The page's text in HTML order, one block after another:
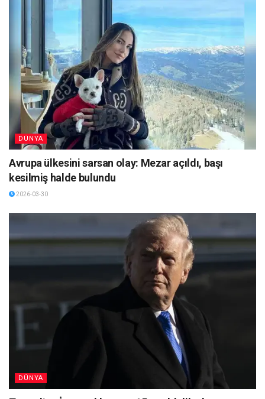
DÜNYA
Avrupa ülkesini sarsan olay: Mezar açıldı, başı
kesilmiş halde bulundu
2026-03-30
DÜNYA